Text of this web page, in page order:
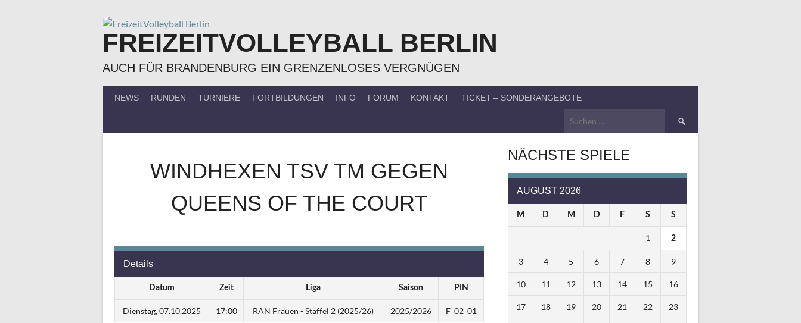
FREIZEITVOLLEYBALL BERLIN
AUCH FÜR BRANDENBURG EIN GRENZENLOSES VERGNÜGEN
NEWS RUNDEN TURNIERE FORTBILDUNGEN INFO FORUM KONTAKT TICKET – SONDERANGEBOTE
Suchen
WINDHEXEN TSV TM GEGEN
QUEENS OF THE COURT
Details
Datum Zeit Liga Saison PIN
Dienstag, 07.10.2025 17:00 RAN Frauen - Staffel 2 (2025/26) 2025/2026 F_02_01
NÄCHSTE SPIELE
AUGUST 2026
M D M D F S S
1 2
3 4 5 6 7 8 9
10 11 12 13 14 15 16
17 18 19 20 21 22 23